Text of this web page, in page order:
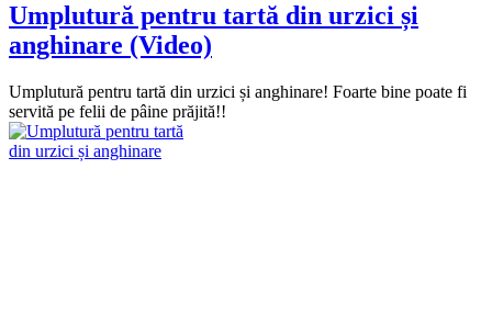
Umplutură pentru tartă din urzici și
anghinare (Video)
Umplutură pentru tartă din urzici și anghinare! Foarte bine poate fi
servită pe felii de pâine prăjită!!